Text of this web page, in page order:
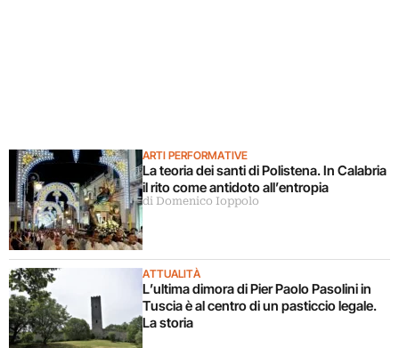
ARTI PERFORMATIVE
La teoria dei santi di Polistena. In Calabria
il rito come antidoto all’entropia
di Domenico Ioppolo
ATTUALITÀ
L’ultima dimora di Pier Paolo Pasolini in
Tuscia è al centro di un pasticcio legale.
La storia